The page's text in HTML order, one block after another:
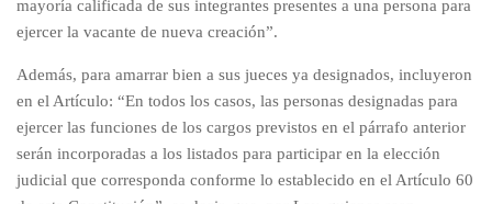
mayoría calificada de sus integrantes presentes a una persona para
ejercer la vacante de nueva creación”.
Además, para amarrar bien a sus jueces ya designados, incluyeron
en el Artículo: “En todos los casos, las personas designadas para
ejercer las funciones de los cargos previstos en el párrafo anterior
serán incorporadas a los listados para participar en la elección
judicial que corresponda conforme lo establecido en el Artículo 60